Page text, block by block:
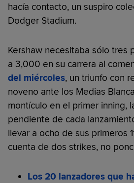
hacía contacto, un suspiro
Dodger Stadium.
Kershaw necesitaba sólo tres
a 3,000 en su carrera al
del miércoles, un triunfo con
noveno ante los Medias
montículo en el primer inning,
pendiente de cada
llevar a ocho de sus primeros
cuenta de dos strikes, no
Los 20 lanzadores que